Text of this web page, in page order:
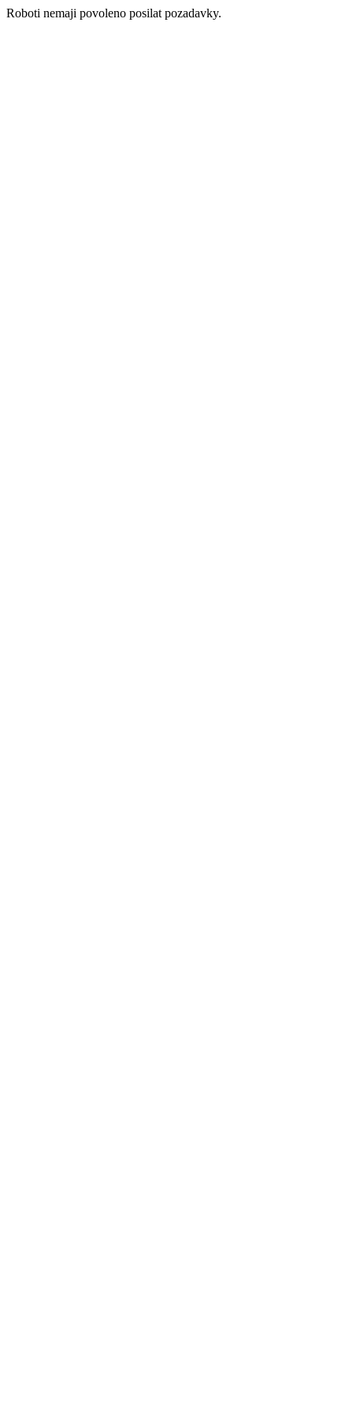
Roboti nemaji povoleno posilat pozadavky.